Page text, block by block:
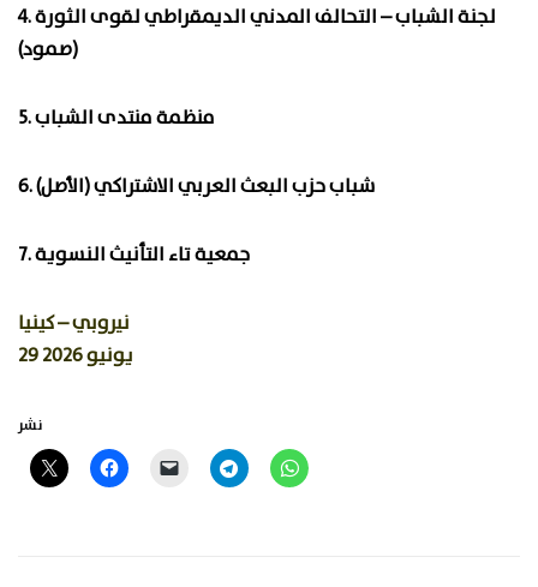
4. لجنة الشباب – التحالف المدني الديمقراطي لقوى الثورة
(صمود)
5. منظمة منتدى الشباب
6. شباب حزب البعث العربي الاشتراكي (الأصل)
7. جمعية تاء التأنيث النسوية
نيروبي – كينيا
29 يونيو 2026
نشر